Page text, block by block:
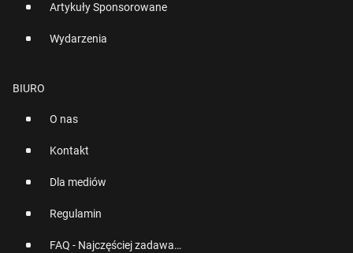
Artykuły Sponsorowane
Wydarzenia
BIURO
O nas
Kontakt
Dla mediów
Regulamin
FAQ - Najczęściej zadawane pytania